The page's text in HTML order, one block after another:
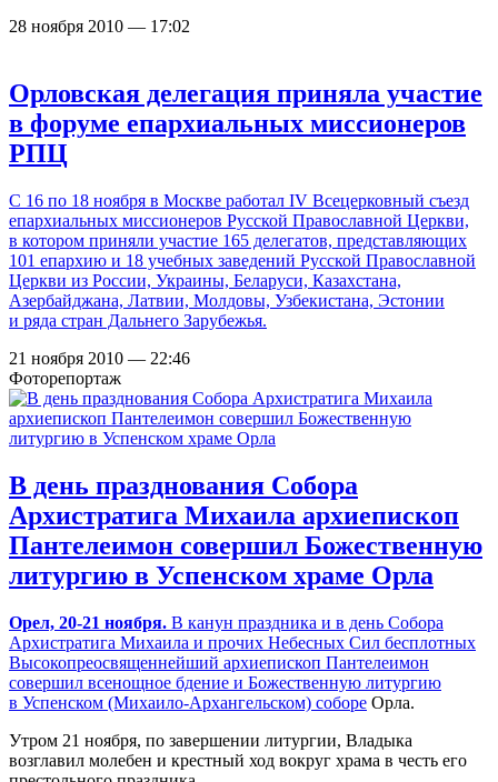
28 ноября 2010 — 17:02
Орловская делегация приняла участие
в форуме епархиальных миссионеров
РПЦ
С 16 по 18 ноября в Москве работал IV Всецерковный съезд
епархиальных миссионеров Русской Православной Церкви,
в котором приняли участие 165 делегатов, представляющих
101 епархию и 18 учебных заведений Русской Православной
Церкви из России, Украины, Беларуси, Казахстана,
Азербайджана, Латвии, Молдовы, Узбекистана, Эстонии
и ряда стран Дальнего Зарубежья.
21 ноября 2010 — 22:46
Фоторепортаж
В день празднования Собора
Архистратига Михаила архиепископ
Пантелеимон совершил Божественную
литургию в Успенском храме Орла
Орел, 20-21 ноября. В канун праздника и в день Собора
Архистратига Михаила и прочих Небесных Сил бесплотных
Высокопреосвященнейший архиепископ Пантелеимон
совершил всенощное бдение и Божественную литургию
в Успенском (Михаило-Архангельском) соборе Орла.
Утром 21 ноября, по завершении литургии, Владыка
возглавил молебен и крестный ход вокруг храма в честь его